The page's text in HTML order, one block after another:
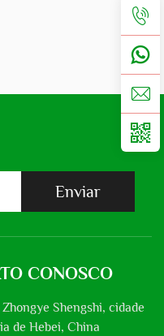
Enviar
CONOSCO
Shengshi, cidade
de Hebei, China